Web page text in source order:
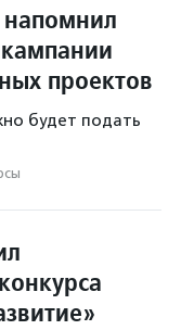
проектов
будет подать